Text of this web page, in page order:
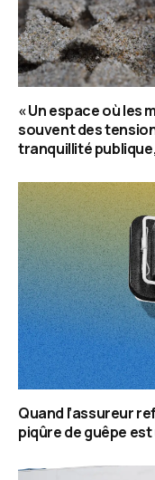
« Un espace où les
souvent des
tranquillité
Quand l’assureur
piqûre de guêpe